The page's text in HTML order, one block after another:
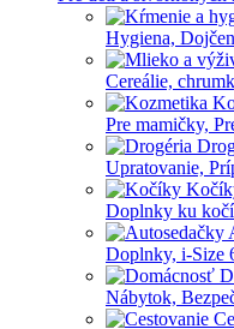
Hygiena,
Cereálie,
Pre mamičky,
Upratovanie,
Doplnky ku
Doplnky, i-Size
Nábytok,